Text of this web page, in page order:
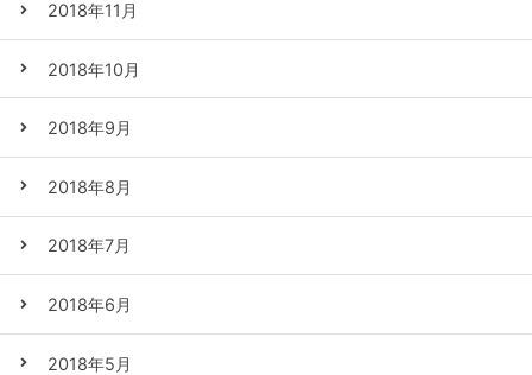
2018年11月
2018年10月
2018年9月
2018年8月
2018年7月
2018年6月
2018年5月